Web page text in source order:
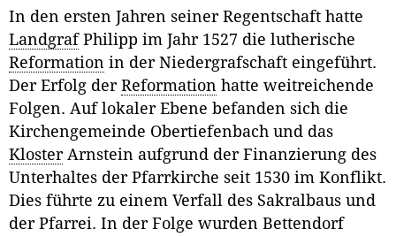
In den ersten Jahren seiner Regentschaft hatte
LandgrafPhilipp im Jahr 1527 die lutherische
Reformation in der Niedergrafschaft eingeführt.
Der Erfolg der Reformation hatte weitreichende
Folgen. Auf lokaler Ebene befanden sich die
Kirchengemeinde Obertiefenbach und das
KlosterArnstein aufgrund der Finanzierung des
Unterhaltes der Pfarrkirche seit 1530 im Konflikt.
Dies führte zu einem Verfall des Sakralbaus und
der Pfarrei. In der Folge wurden Bettendorf